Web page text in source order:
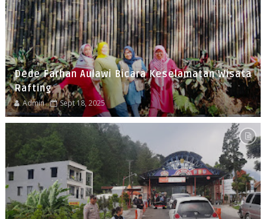
Dede Farhan Aulawi Bicara Keselamatan Wisata
Rafting
Admin Sept 18, 2025